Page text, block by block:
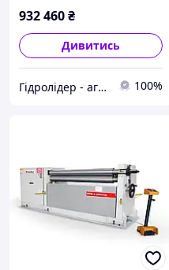
932 460₴
Дивитись
Гідролідер - агротехніка, промислове та будівельне обладнання 100%